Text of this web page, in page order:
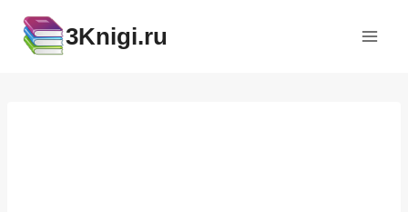
содержимому
3Knigi.ru